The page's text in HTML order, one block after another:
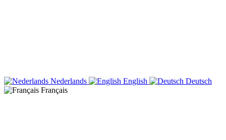
Nederlands English
Deutsch
Français